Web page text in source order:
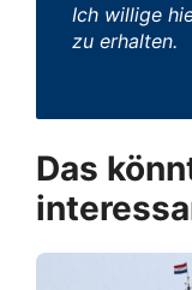
Ich willige
zu erhalten.
Das